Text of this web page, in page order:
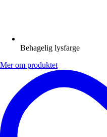
Behagelig lysfarge
Mer om produktet